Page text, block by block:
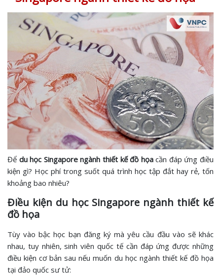
Để du học Singapore ngành thiết kế đồ họacần đáp ứng điều
kiện gì? Học phí trong suốt quá trình học tập đắt hay rẻ, tốn
khoảng bao nhiêu?
Điều kiện du học Singapore ngành thiết kế
đồ họa
Tùy vào bậc học bạn đăng ký mà yêu cầu đầu vào sẽ khác
nhau, tuy nhiên, sinh viên quốc tế cần đáp ứng được những
điều kiện cơ bản sau nếu muốn du học ngành thiết kế đồ họa
tại đảo quốc sư tử: